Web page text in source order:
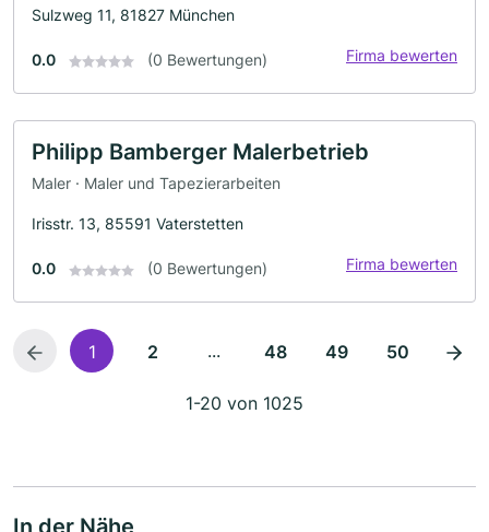
Sulzweg 11, 81827 München
0.0 (0 Bewertungen) Firma bewerten
Philipp Bamberger Malerbetrieb
Maler · Maler und Tapezierarbeiten
Irisstr. 13, 85591 Vaterstetten
0.0 (0 Bewertungen) Firma bewerten
1 2 ... 48 49 50
1-20 von 1025